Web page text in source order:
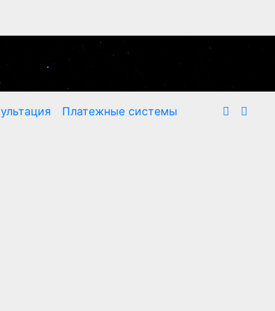
Платежные системы